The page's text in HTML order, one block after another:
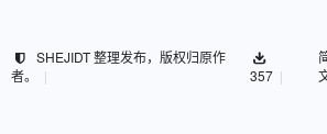
SHEJIDT 整理发布，版权归原作
者。
357